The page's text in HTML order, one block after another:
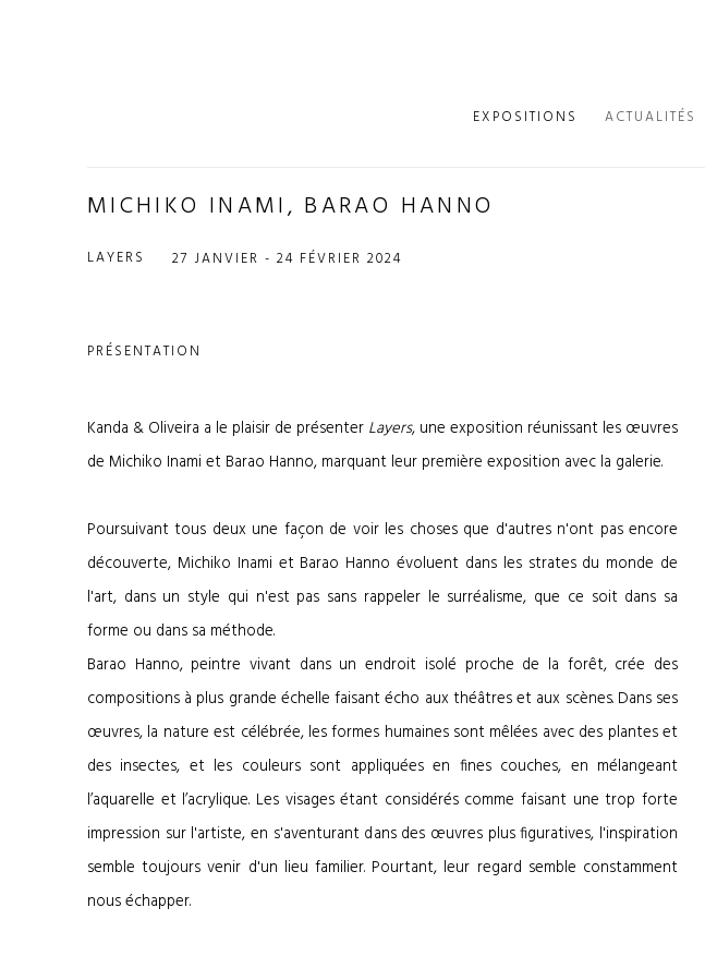
EXPOSITIONS ACTUALITÉS
MICHIKO INAMI, BARAO HANNO
LAYERS 27 JANVIER - 24 FÉVRIER 2024
PRÉSENTATION
Kanda & Oliveira a le plaisir de présenter Layers, une exposition réunissant les œuvres
de Michiko Inami et Barao Hanno, marquant leur première exposition avec la galerie.
Poursuivant tous deux une façon de voir les choses que d'autres n'ont pas encore
découverte, Michiko Inami et Barao Hanno évoluent dans les strates du monde de
l'art, dans un style qui n'est pas sans rappeler le surréalisme, que ce soit dans sa
forme ou dans sa méthode.
Barao Hanno, peintre vivant dans un endroit isolé proche de la forêt, crée des
compositions à plus grande échelle faisant écho aux théâtres et aux scènes. Dans ses
œuvres, la nature est célébrée, les formes humaines sont mêlées avec des plantes et
des insectes, et les couleurs sont appliquées en fines couches, en mélangeant
l’aquarelle et l’acrylique. Les visages étant considérés comme faisant une trop forte
impression sur l'artiste, en s'aventurant dans des œuvres plus figuratives, l'inspiration
semble toujours venir d'un lieu familier. Pourtant, leur regard semble constamment
nous échapper.